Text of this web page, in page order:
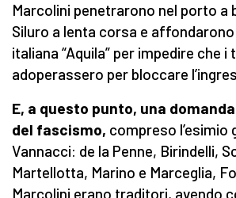
Marcolini penetrarono nel porto a
Siluro a lenta corsa e
italiana “Aquila” per impedire che i
adoperassero per bloccare
E, a questo punto, una
del fascismo, compreso l’esimio
Vannacci: de la Penne, Birindelli,
Martellotta, Marino e Marceglia,
Marcolini erano traditori, avendo